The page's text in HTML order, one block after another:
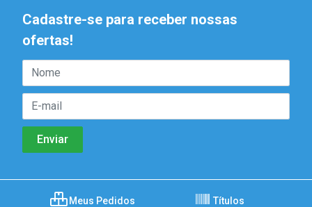
Cadastre-se para receber nossas
ofertas!
Meus Pedidos Títulos